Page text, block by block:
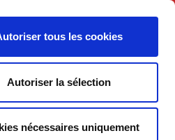
tous les cookies
Autoriser la sélection
nécessaires uniquement